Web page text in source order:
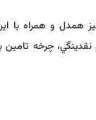
همدل و همراه با
چرخه تامين